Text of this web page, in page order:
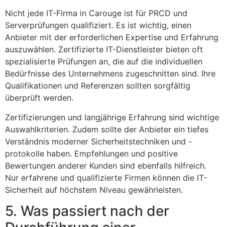
Nicht jede IT-Firma in Carouge ist für PRCD und
Serverprüfungen qualifiziert. Es ist wichtig, einen
Anbieter mit der erforderlichen Expertise und Erfahrung
auszuwählen. Zertifizierte IT-Dienstleister bieten oft
spezialisierte Prüfungen an, die auf die individuellen
Bedürfnisse des Unternehmens zugeschnitten sind. Ihre
Qualifikationen und Referenzen sollten sorgfältig
überprüft werden.
Zertifizierungen und langjährige Erfahrung sind wichtige
Auswahlkriterien. Zudem sollte der Anbieter ein tiefes
Verständnis moderner Sicherheitstechniken und -
protokolle haben. Empfehlungen und positive
Bewertungen anderer Kunden sind ebenfalls hilfreich.
Nur erfahrene und qualifizierte Firmen können die IT-
Sicherheit auf höchstem Niveau gewährleisten.
5. Was passiert nach der